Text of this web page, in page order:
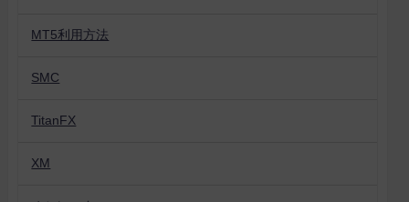
MT5利用方法
SMC
TitanFX
XM